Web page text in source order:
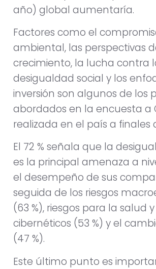
año) global aumentaría.
Factores como el
ambiental, las perspectivas
crecimiento, la lucha contra
desigualdad social y los
inversión son algunos de los
abordados en la encuesta a
realizada en el país a finales
El 72 % señala que la
es la principal amenaza a
el desempeño de sus
seguida de los riesgos
(63 %), riesgos para la salud y
cibernéticos (53 %) y el
(47 %).
Este último punto es